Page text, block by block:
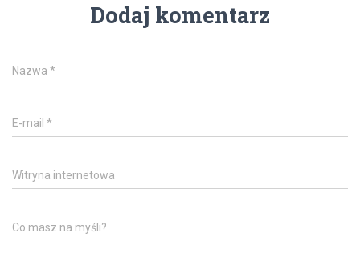
Dodaj komentarz
Nazwa *
E-mail *
Witryna internetowa
Co masz na myśli?